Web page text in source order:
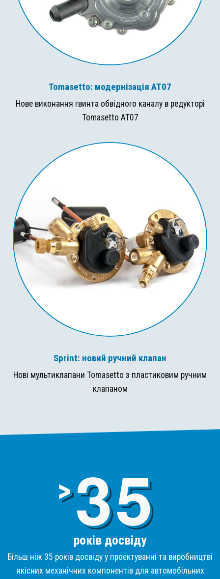
Tomasetto: модернізація AT07
Нове виконання гвинта обвідного каналу в редукторі
Tomasetto AT07
Sprint: новий ручний клапан
Нові мультиклапани Tomasetto з пластиковим ручним
клапаном
>3
років досвіду
Більш ніж 35 років досвіду у проектуванні та виробництві
якісних механічних компонентів для автомобільних